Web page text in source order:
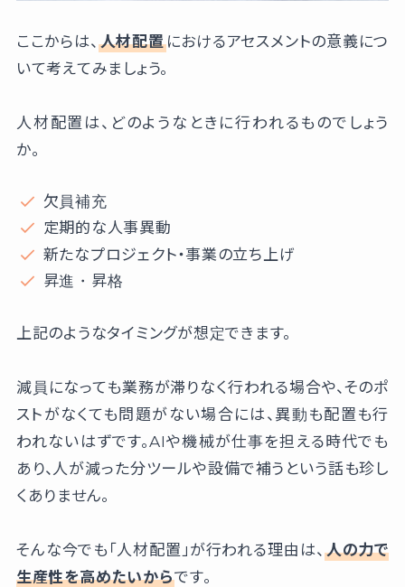
ここからは、 人材配置におけるアセスメントの意義につ
いて考えてみましょう。
人材配置は、どのようなときに行われるものでしょう
か。
欠員補充
定期的な人事異動
新たなプロジェクト・事業の立ち上げ
昇進・昇格
上記のようなタイミングが想定できます。
減員になっても業務が滞りなく行われる場合や、そのポ
ストがなくても問題がない場合には、異動も配置も行
われないはずです。AIや機械が仕事を担える時代でも
あり、人が減った分ツールや設備で補うという話も珍し
くありません。
そんな今でも「人材配置」が行われる理由は、 人の力で
生産性を高めたいからです。